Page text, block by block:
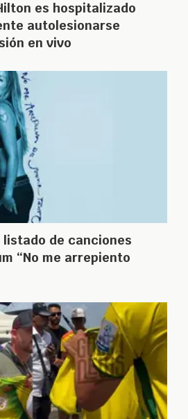
es hospitalizado
autolesionarse
en vivo
listado de canciones
“No me arrepiento